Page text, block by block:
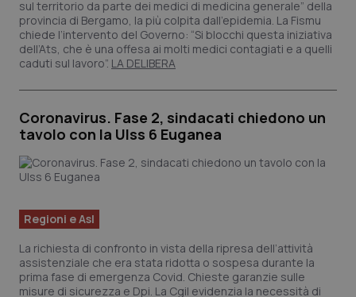
sul territorio da parte dei medici di medicina generale” della
provincia di Bergamo, la più colpita dall’epidemia. La Fismu
chiede l’intervento del Governo: “Si blocchi questa iniziativa
dell’Ats, che è una offesa ai molti medici contagiati e a quelli
caduti sul lavoro”. LA DELIBERA
Coronavirus. Fase 2, sindacati chiedono un
tavolo con la Ulss 6 Euganea
Regioni e Asl
La richiesta di confronto in vista della ripresa dell’attività
assistenziale che era stata ridotta o sospesa durante la
prima fase di emergenza Covid. Chieste garanzie sulle
misure di sicurezza e Dpi. La Cgil evidenzia la necessità di